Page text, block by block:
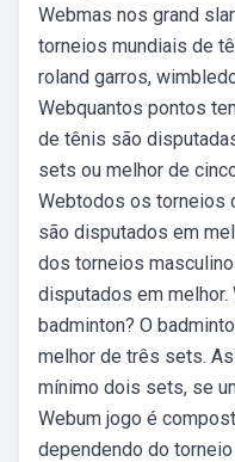
Webmas nos grand
torneios mundiais de
roland garros,
Webquantos pontos
de tênis são
sets ou melhor de
Webtodos os torneios
são disputados em
dos torneios
disputados em
badminton? O
melhor de três sets.
mínimo dois sets, se
Webum jogo é
dependendo do